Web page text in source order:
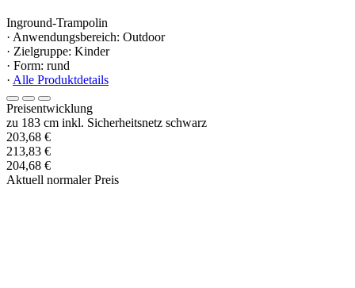
Inground-Trampolin
· Anwendungsbereich: Outdoor
· Zielgruppe: Kinder
· Form: rund
· Alle Produktdetails
Preisentwicklung
zu 183 cm inkl. Sicherheitsnetz schwarz
203,68 €
213,83 €
204,68 €
Aktuell normaler Preis